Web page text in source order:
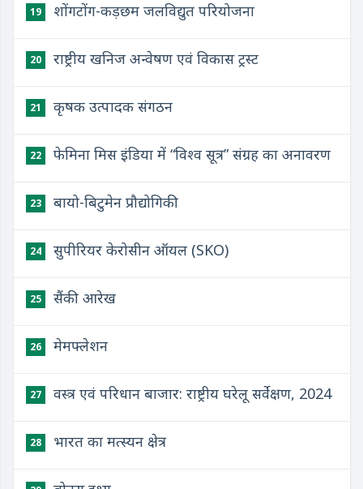
19 शोंगटोंग-कड़छम जलविद्युत परियोजना
20 राष्ट्रीय खनिज अन्वेषण एवं विकास ट्रस्ट
21 कृषक उत्पादक संगठन
22 फेमिना मिस इंडिया में “विश्व सूत्र” संग्रह का अनावरण
23 बायो-बिटुमेन प्रौद्योगिकी
24 सुपीरियर केरोसीन ऑयल (SKO)
25 सैंकी आरेख
26 मेमफ्लेशन
27 वस्त्र एवं परिधान बाजार: राष्ट्रीय घरेलू सर्वेक्षण, 2024
28 भारत का मत्स्यन क्षेत्र